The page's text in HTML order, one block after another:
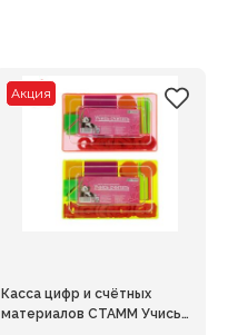
Акция
Касса цифр и счётных
материалов СТАММ Учись